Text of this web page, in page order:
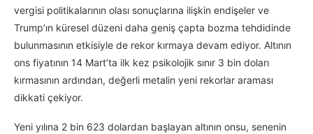
vergisi politikalarının olası sonuçlarına ilişkin endişeler ve
Trump’ın küresel düzeni daha geniş çapta bozma tehdidinde
bulunmasının etkisiyle de rekor kırmaya devam ediyor. Altının
ons fiyatının 14 Mart’ta ilk kez psikolojik sınır 3 bin doları
kırmasının ardından, değerli metalin yeni rekorlar araması
dikkati çekiyor.
Yeni yılına 2 bin 623 dolardan başlayan altının onsu, senenin